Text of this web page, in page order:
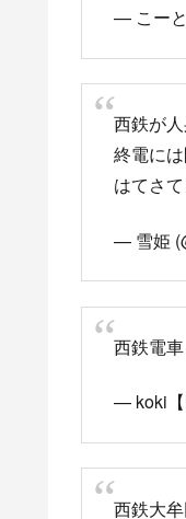
西鉄天神
（太宰府
<人身事
●天神
発生時
列車遅
※現在、
— JR九